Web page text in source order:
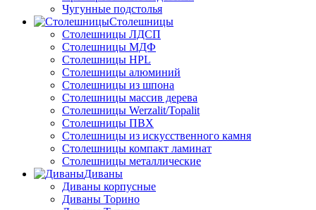
Чугунные подстолья
Столешницы
Столешницы ЛДСП
Столешницы МДФ
Столешницы HPL
Столешницы алюминий
Столешницы из шпона
Столешницы массив дерева
Столешницы Werzalit/Topalit
Столешницы ПВХ
Столешницы из искусственного камня
Столешницы компакт ламинат
Столешницы металлические
Диваны
Диваны корпусные
Диваны Торино